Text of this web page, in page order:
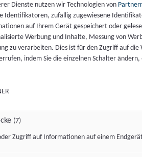
Dienste nutzen wir Technologien von
Identifikatoren, zufällig zugewiesene
auf Ihrem Gerät gespeichert oder
Werbung und Inhalte, Messung von
zu verarbeiten. Dies ist für den Zugriff auf
indem Sie die einzelnen Schalter
(7)
Zugriff auf Informationen auf einem